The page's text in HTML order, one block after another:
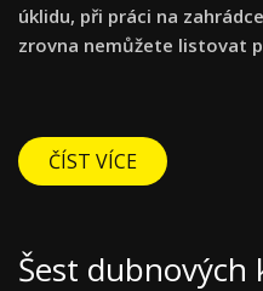
úklidu, při práci na
zrovna nemůžete listovat
ČÍST VÍCE
Šest dubnových